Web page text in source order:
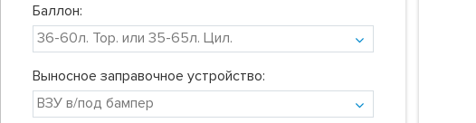
Баллон:
Выносное заправочное устройство: